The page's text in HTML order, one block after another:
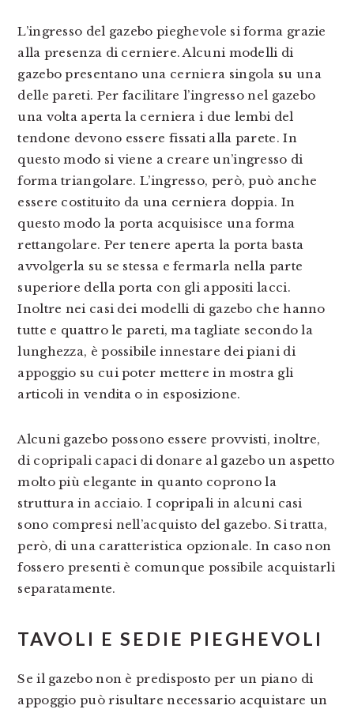
L’ingresso del gazebo pieghevole si forma grazie
alla presenza di cerniere. Alcuni modelli di
gazebo presentano una cerniera singola su una
delle pareti. Per facilitare l’ingresso nel gazebo
una volta aperta la cerniera i due lembi del
tendone devono essere fissati alla parete. In
questo modo si viene a creare un’ingresso di
forma triangolare. L’ingresso, però, può anche
essere costituito da una cerniera doppia. In
questo modo la porta acquisisce una forma
rettangolare. Per tenere aperta la porta basta
avvolgerla su se stessa e fermarla nella parte
superiore della porta con gli appositi lacci.
Inoltre nei casi dei modelli di gazebo che hanno
tutte e quattro le pareti, ma tagliate secondo la
lunghezza, è possibile innestare dei piani di
appoggio su cui poter mettere in mostra gli
articoli in vendita o in esposizione.
Alcuni gazebo possono essere provvisti, inoltre,
di copripali capaci di donare al gazebo un aspetto
molto più elegante in quanto coprono la
struttura in acciaio. I copripali in alcuni casi
sono compresi nell’acquisto del gazebo. Si tratta,
però, di una caratteristica opzionale. In caso non
fossero presenti è comunque possibile acquistarli
separatamente.
TAVOLI E SEDIE PIEGHEVOLI
Se il gazebo non è predisposto per un piano di
appoggio può risultare necessario acquistare un